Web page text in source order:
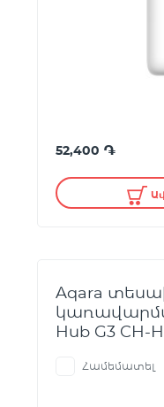
52,400 ֏
Aqara
Hub G3 CH-
Համեմատել